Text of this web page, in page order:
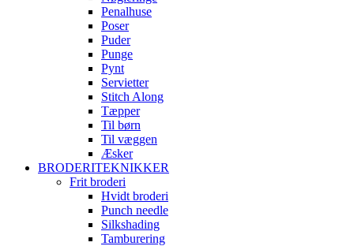
Penalhuse
Poser
Puder
Punge
Pynt
Servietter
Stitch Along
Tæpper
Til børn
Til væggen
Æsker
BRODERITEKNIKKER
Frit broderi
Hvidt broderi
Punch needle
Silkshading
Tamburering